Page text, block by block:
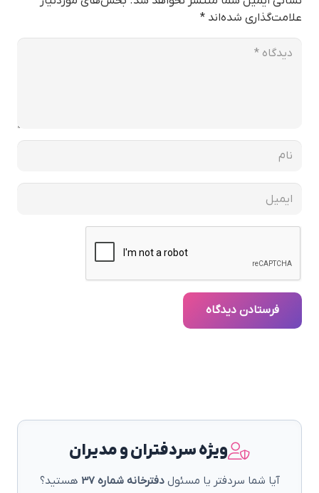
علامت‌گذاری شده‌اند *
فرستادن دیدگاه
ویژه سردفتران و مدیران
آیا شما سردفتر یا مسئولدفترخانه شماره 37
هستید؟